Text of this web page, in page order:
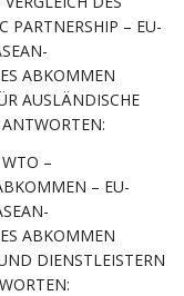
PARTNERSHIP – EU-
ABKOMMEN
AUSLÄNDISCHE
–
– EU-
ABKOMMEN
DIENSTLEISTERN